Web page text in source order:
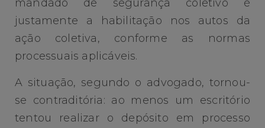
mandado de segurança coletivo é
justamente a habilitação nos autos da
ação coletiva, conforme as normas
processuais aplicáveis.
A situação, segundo o advogado, tornou-
se contraditória: ao menos um escritório
tentou realizar o depósito em processo